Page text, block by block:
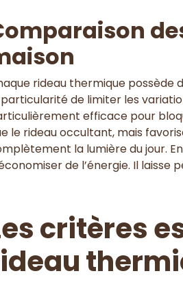
rideau thermique possède
de limiter les
efficace pour
le rideau occultant, mais
la lumière du jour.
de l’énergie. Il
critères